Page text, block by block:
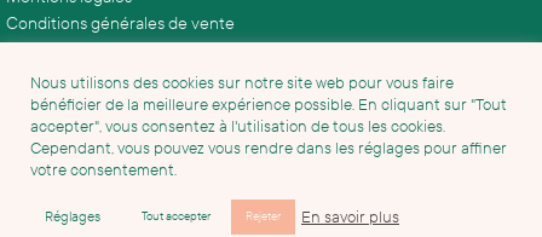
Conditions générales de vente
Nous utilisons des cookies sur notre site web pour vous faire
bénéficier de la meilleure expérience possible. En cliquant sur "Tout
accepter", vous consentez à l'utilisation de tous les cookies.
Cependant, vous pouvez vous rendre dans les réglages pour affiner
votre consentement.
Réglages Tout accepter Rejeter En savoir plus